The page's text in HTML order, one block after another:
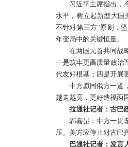
习近平主席指出，
水平，树立起新型大国
不针对第三方”原则，
年变局中的关键恒量。
在两国元首共同战
一是筑牢更高质量政治
代友好根基；四是开展
中方愿同俄方一道
越走越宽，更好造福两
拉通社记者：古巴
郭嘉昆：中方一贯
压。美方应停止对古巴
巴通社记者：发言